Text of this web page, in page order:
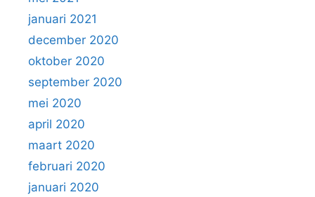
januari 2021
december 2020
oktober 2020
september 2020
mei 2020
april 2020
maart 2020
februari 2020
januari 2020